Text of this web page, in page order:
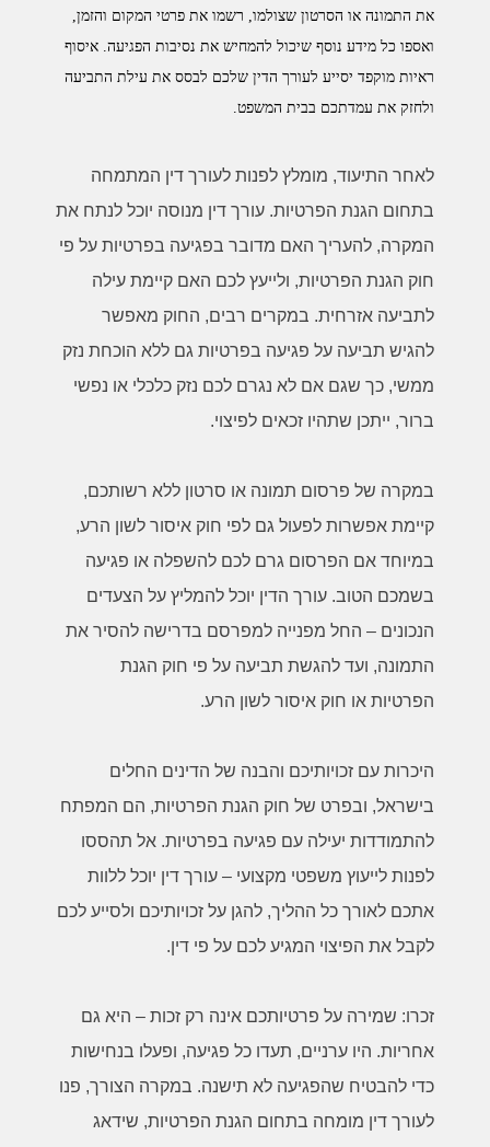
את התמונה או הסרטון שצולמו, רשמו את פרטי המקום והזמן,
ואספו כל מידע נוסף שיכול להמחיש את נסיבות הפגיעה. איסוף
ראיות מוקפד יסייע לעורך הדין שלכם לבסס את עילת התביעה
ולחזק את עמדתכם בבית המשפט.
לאחר התיעוד, מומלץ לפנות לעורך דין המתמחה
בתחום הגנת הפרטיות. עורך דין מנוסה יוכל לנתח את
המקרה, להעריך האם מדובר בפגיעה בפרטיות על פי
חוק הגנת הפרטיות, ולייעץ לכם האם קיימת עילה
לתביעה אזרחית. במקרים רבים, החוק מאפשר
להגיש תביעה על פגיעה בפרטיות גם ללא הוכחת נזק
ממשי, כך שגם אם לא נגרם לכם נזק כלכלי או נפשי
ברור, ייתכן שתהיו זכאים לפיצוי.
במקרה של פרסום תמונה או סרטון ללא רשותכם,
קיימת אפשרות לפעול גם לפי חוק איסור לשון הרע,
במיוחד אם הפרסום גרם לכם להשפלה או פגיעה
בשמכם הטוב. עורך הדין יוכל להמליץ על הצעדים
הנכונים – החל מפנייה למפרסם בדרישה להסיר את
התמונה, ועד להגשת תביעה על פי חוק הגנת
הפרטיות או חוק איסור לשון הרע.
היכרות עם זכויותיכם והבנה של הדינים החלים
בישראל, ובפרט של חוק הגנת הפרטיות, הם המפתח
להתמודדות יעילה עם פגיעה בפרטיות. אל תהססו
לפנות לייעוץ משפטי מקצועי – עורך דין יוכל ללוות
אתכם לאורך כל ההליך, להגן על זכויותיכם ולסייע לכם
לקבל את הפיצוי המגיע לכם על פי דין.
זכרו: שמירה על פרטיותכם אינה רק זכות – היא גם
אחריות. היו ערניים, תעדו כל פגיעה, ופעלו בנחישות
כדי להבטיח שהפגיעה לא תישנה. במקרה הצורך, פנו
לעורך דין מומחה בתחום הגנת הפרטיות, שידאג